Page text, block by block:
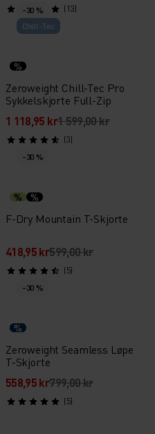
(13)
-30 %
Chill-Tec
%
Zeroweight Chill-Tec Pro
Sykkelskjorte Full-Zip
1 118,95 kr1 599,00 kr
(3)
-30 %
% %
F-Dry Mountain T-Skjorte
418,95 kr599,00 kr
(5)
-30 %
%
Zeroweight Seamless Løpe
T-Skjorte
558,95 kr799,00 kr
(5)